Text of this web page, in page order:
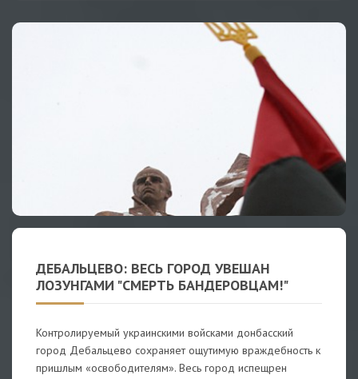
ДЕБАЛЬЦЕВО: ВЕСЬ ГОРОД УВЕШАН
ЛОЗУНГАМИ "СМЕРТЬ БАНДЕРОВЦАМ!"
Контролируемый украинскими войсками донбасский
город Дебальцево сохраняет ощутимую враждебность к
пришлым «освободителям». Весь город испещрен